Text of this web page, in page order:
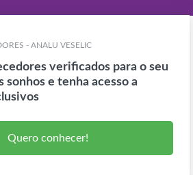
- ANALU VESELIC
verificados para o seu
sonhos e tenha acesso a
Quero conhecer!